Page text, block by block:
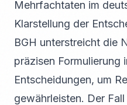
Mehrfachtaten im
Klarstellung der
BGH unterstreicht die
präzisen Formulierung
Entscheidungen, um
gewährleisten. Der